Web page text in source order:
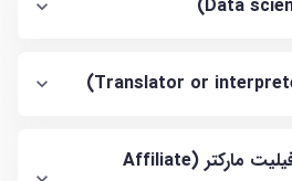
11. بازاریاب وابسته یا افیلیت مارکتر (Affiliate